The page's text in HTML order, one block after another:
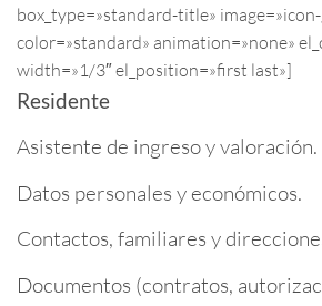
box_type=»standard-title»
color=»standard» animation=»none»
width=»1/3″ el_position=»first last»]
Residente
Asistente de ingreso y valoración.
Datos personales y económicos.
Contactos, familiares y
Documentos (contratos,